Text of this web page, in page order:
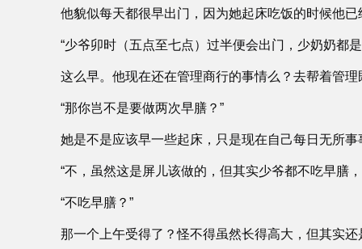
他貌似每天都很早出门，因为她起床吃饭的时候他
“少爷卯时（五点至七点）过半便会出门，少奶奶都
这么早。他现在还在管理商行的事情么？去帮着管
“那你岂不是要做两次早膳？”
她是不是应该早一些起床，只是现在自己每日无所
“不，虽然这是屏儿该做的，但其实少爷都不吃早膳
“不吃早膳？”
那一个上午受得了？怪不得虽然长得高大，但其实